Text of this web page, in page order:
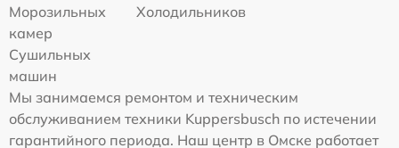
Морозильных
камер
Холодильников
Сушильных
машин
Мы занимаемся ремонтом и техническим
обслуживанием техники Kuppersbusch по истечении
гарантийного периода. Наш центр в Омске работает